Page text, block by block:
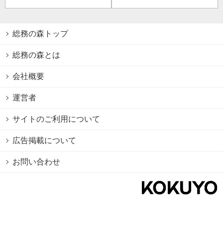
総務の森トップ
総務の森とは
会社概要
運営者
サイトのご利用について
広告掲載について
お問い合わせ